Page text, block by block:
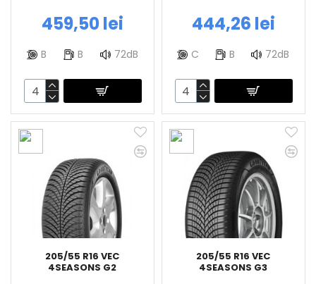
459,50 lei
B B 72dB
444,26 lei
C B 72dB
205/55 R16 VEC
4SEASONS G2
205/55 R16 VEC
4SEASONS G3